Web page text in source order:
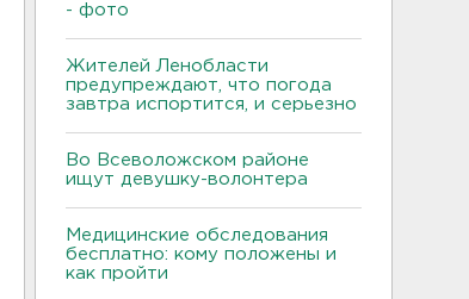
- фото
Жителей Ленобласти
предупреждают, что погода
завтра испортится, и серьезно
Во Всеволожском районе
ищут девушку-волонтера
Медицинские обследования
бесплатно: кому положены и
как пройти